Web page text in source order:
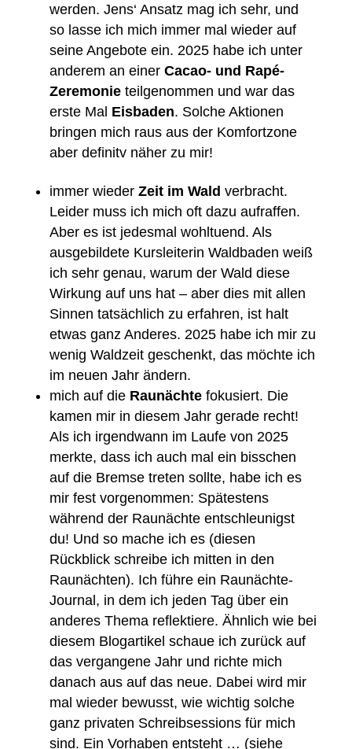
werden. Jens‘ Ansatz mag ich sehr, und
so lasse ich mich immer mal wieder auf
seine Angebote ein. 2025 habe ich unter
anderem an einer Cacao- und Rapé-
Zeremonieteilgenommen und war das
erste Mal Eisbaden. Solche Aktionen
bringen mich raus aus der Komfortzone
aber definitv näher zu mir!
immer wieder Zeit im Wald verbracht.
Leider muss ich mich oft dazu aufraffen.
Aber es ist jedesmal wohltuend. Als
ausgebildete Kursleiterin Waldbaden weiß
ich sehr genau, warum der Wald diese
Wirkung auf uns hat – aber dies mit allen
Sinnen tatsächlich zu erfahren, ist halt
etwas ganz Anderes. 2025 habe ich mir zu
wenig Waldzeit geschenkt, das möchte ich
im neuen Jahr ändern.
mich auf die Raunächtefokusiert. Die
kamen mir in diesem Jahr gerade recht!
Als ich irgendwann im Laufe von 2025
merkte, dass ich auch mal ein bisschen
auf die Bremse treten sollte, habe ich es
mir fest vorgenommen: Spätestens
während der Raunächte entschleunigst
du! Und so mache ich es (diesen
Rückblick schreibe ich mitten in den
Raunächten). Ich führe ein Raunächte-
Journal, in dem ich jeden Tag über ein
anderes Thema reflektiere. Ähnlich wie bei
diesem Blogartikel schaue ich zurück auf
das vergangene Jahr und richte mich
danach aus auf das neue. Dabei wird mir
mal wieder bewusst, wie wichtig solche
ganz privaten Schreibsessions für mich
sind. Ein Vorhaben entsteht … (siehe